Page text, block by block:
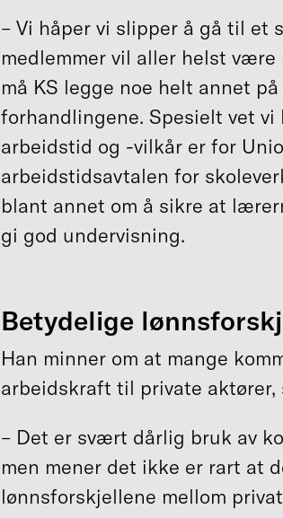
– Vi håper vi slipper å gå til et
medlemmer vil aller helst
må KS legge noe helt annet
forhandlingene. Spesielt vet
arbeidstid og -vilkår er for
arbeidstidsavtalen for
blant annet om å sikre at
gi god undervisning.
Betydelige
Han minner om at mange
arbeidskraft til private aktører,
– Det er svært dårlig bruk av
men mener det ikke er rart at
lønnsforskjellene mellom